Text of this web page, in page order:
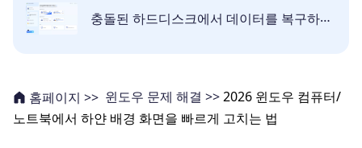
충돌된 하드디스크에서 데이터를 복구하는 방법 [2026 최신화]
홈페이지 >> 윈도우 문제 해결 >>2026 윈도우 컴퓨터/
노트북에서 하얀 배경 화면을 빠르게 고치는 법